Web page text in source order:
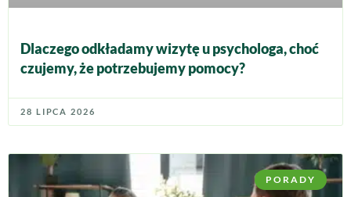
Dlaczego odkładamy wizytę u psychologa, choć
czujemy, że potrzebujemy pomocy?
28 LIPCA 2026
PORADY